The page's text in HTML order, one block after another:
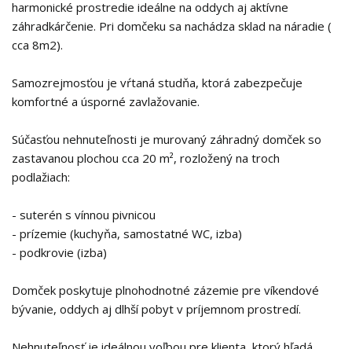
harmonické prostredie ideálne na oddych aj aktívne
záhradkárčenie. Pri domčeku sa nachádza sklad na náradie (
cca 8m2).
Samozrejmosťou je vŕtaná studňa, ktorá zabezpečuje
komfortné a úsporné zavlažovanie.
Súčasťou nehnuteľnosti je murovaný záhradný domček so
zastavanou plochou cca 20 m², rozložený na troch
podlažiach:
- suterén s vínnou pivnicou
- prízemie (kuchyňa, samostatné WC, izba)
- podkrovie (izba)
Domček poskytuje plnohodnotné zázemie pre víkendové
bývanie, oddych aj dlhší pobyt v príjemnom prostredí.